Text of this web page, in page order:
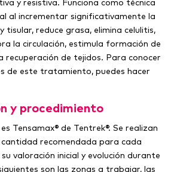
y resistiva. Funciona como técnica
al incrementar significativamente la
tisular, reduce grasa, elimina celulitis,
la circulación, estimula formación de
recuperación de tejidos. Para conocer
de este tratamiento, puedes hacer
y procedimiento
Tensamax® de Tentrek®. Se realizan
cantidad recomendada para cada
valoración inicial y evolución durante
son las zonas a trabajar, las